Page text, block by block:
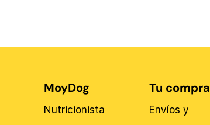
MoyDog
Nutricionista
Tu compra
Envíos y